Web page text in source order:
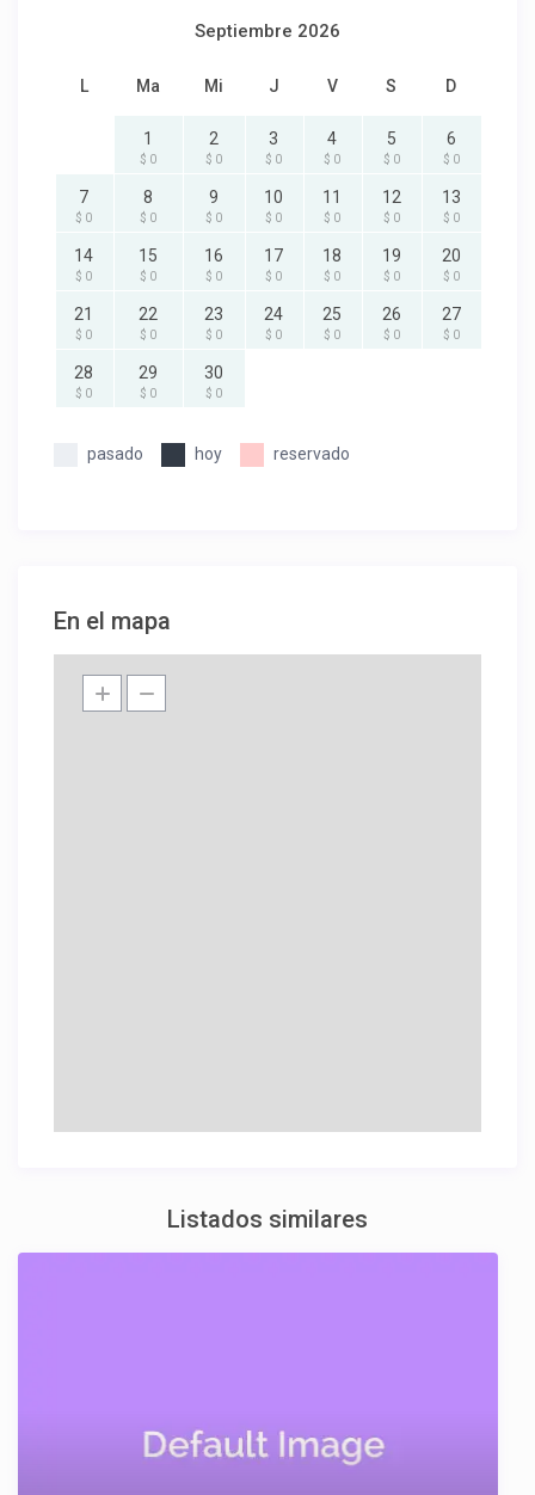
Septiembre 2026
L Ma Mi J V S D
1
$ 0
2
$ 0
3
$ 0
4
$ 0
5
$ 0
6
$ 0
7
$ 0
8
$ 0
9
$ 0
10
$ 0
11
$ 0
12
$ 0
13
$ 0
14
$ 0
15
$ 0
16
$ 0
17
$ 0
18
$ 0
19
$ 0
20
$ 0
21
$ 0
22
$ 0
23
$ 0
24
$ 0
25
$ 0
26
$ 0
27
$ 0
28
$ 0
29
$ 0
30
$ 0
pasado hoy reservado
En el mapa
Listados similares